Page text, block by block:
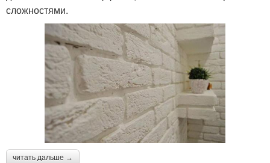
сложностями.
читать дальше →